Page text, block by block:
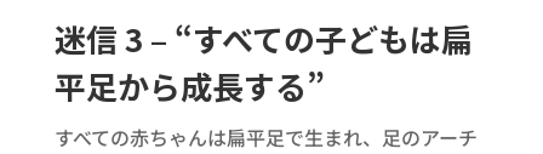
迷信 3 – “すべての子どもは扁
平足から成長する”
すべての赤ちゃんは扁平足で生まれ、足のアーチ